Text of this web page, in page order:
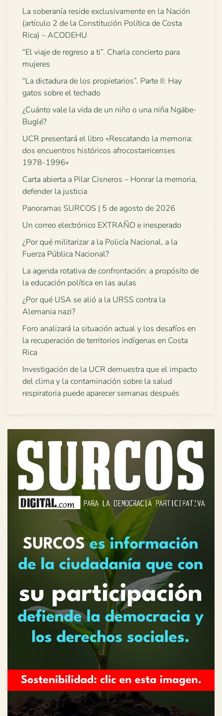
La soberanía reside exclusivamente en la Nación
(artículo 2 de la Constitución Política de Costa
Rica) – ACODEHU
“El viaje de regreso a ti”. Charla concierto para
mujeres
“La dictadura de los propietarios”. Parte II: Hay
gatos sobre el techado
¿Cuánto vale la vida de un niño o una niña Ngäbe-
Buglé?
UCR presentará el libro «Rescatando la memoria:
dos encuentros históricos afrocostarricenses
1978-1996»
Carta abierta a Pilar Cisneros – Honrar la memoria,
defender la justicia
Panoramas SURCOS | 5 de agosto de 2026
Un correo electrónico EXTRAÑO e inesperado
¿Por qué militarizar a la Policía Nacional, a la
Fuerza Pública Nacional?
La agenda rotativa de confrontación: a propósito de
la educación política en las aulas
¿Por qué USA se alió a la URSS contra la
Alemania nazi?
Foro analizará la situación actual y los desafíos en
la recuperación de territorios indígenas en Costa
Rica
Investigación de la UCR demuestra que el impacto
del clima y la contaminación sobre la salud
respiratoria puede aparecer semanas después